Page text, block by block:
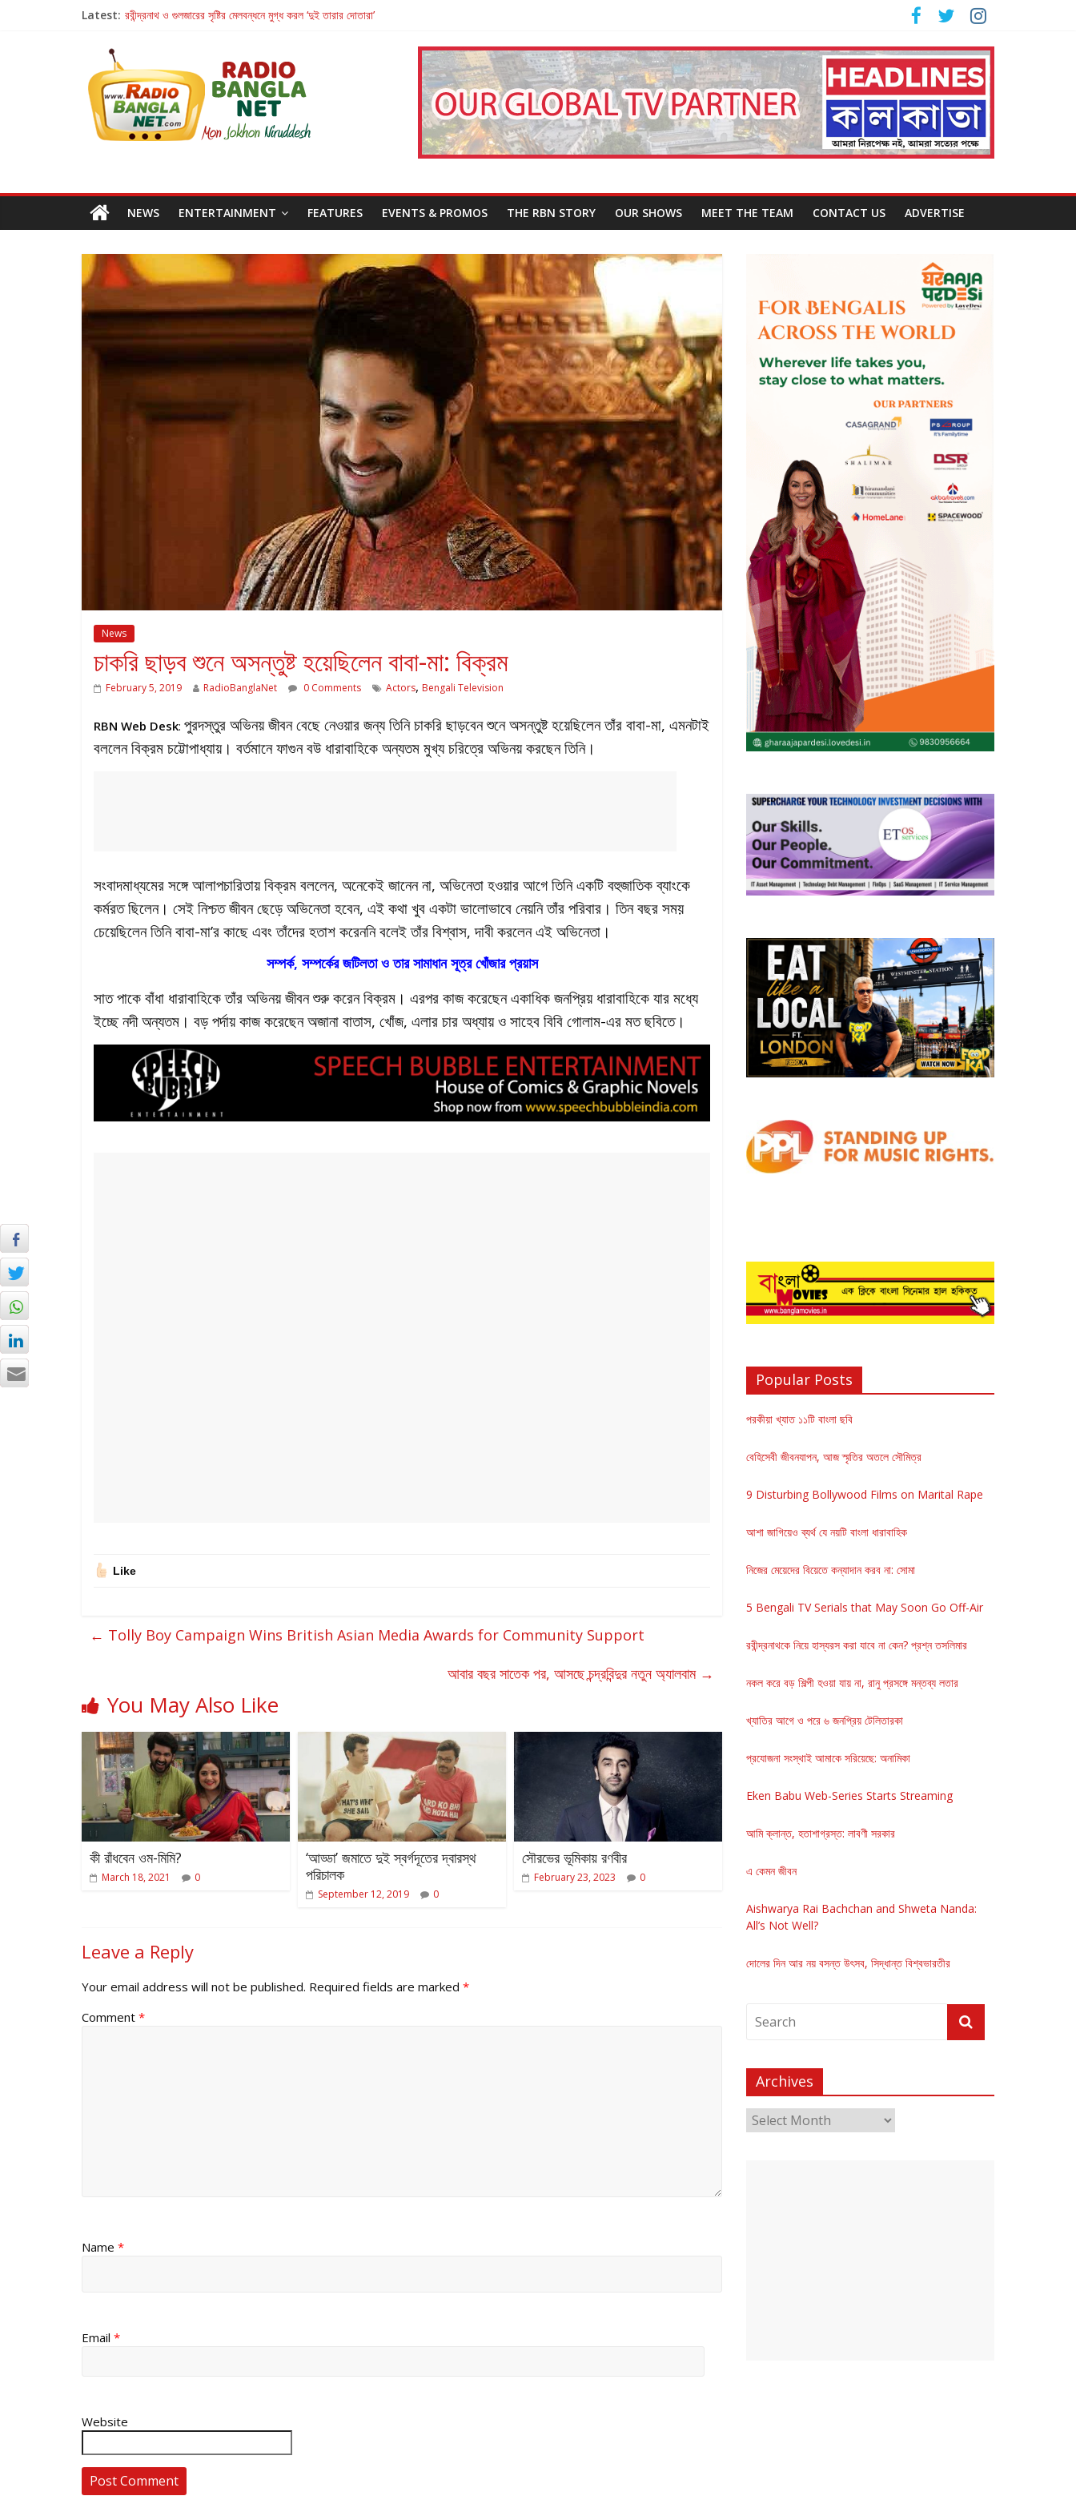
Latest: রবীন্দ্রনাথ ও গুলজারের সৃষ্টির মেলবন্ধনে মুগ্ধ করল ‘দুই তারার দোতারা’
Retribution: A Thought-Provoking Short Film That Challenges Our Understanding of Justice
হাওয়া বদলের টলিউডে ‘তুমি এলে তাই’
NEWS ENTERTAINMENT FEATURES EVENTS & PROMOS THE RBN STORY OUR SHOWS MEET THE TEAM CONTACT US ADVERTISE
News
চাকরি ছাড়ব শুনে অসন্তুষ্ট হয়েছিলেন বাবা-মা: বিক্রম
February 5, 2019 RadioBanglaNet 0 Comments Actors, Bengali Television
RBN Web Desk: পুরদস্তুর অভিনয় জীবন বেছে নেওয়ার জন্য তিনি চাকরি ছাড়বেন শুনে অসন্তুষ্ট হয়েছিলেন তাঁর বাবা-মা, এমনটাই
বললেন বিক্রম চট্টোপাধ্যায়। বর্তমানে ফাগুন বউ ধারাবাহিকে অন্যতম মুখ্য চরিত্রে অভিনয় করছেন তিনি।
সংবাদমাধ্যমের সঙ্গে আলাপচারিতায় বিক্রম বললেন, অনেকেই জানেন না, অভিনেতা হওয়ার আগে তিনি একটি বহুজাতিক ব্যাংকে
কর্মরত ছিলেন। সেই নিশ্চত জীবন ছেড়ে অভিনেতা হবেন, এই কথা খুব একটা ভালোভাবে নেয়নি তাঁর পরিবার। তিন বছর সময়
চেয়েছিলেন তিনি বাবা-মা’র কাছে এবং তাঁদের হতাশ করেননি বলেই তাঁর বিশ্বাস, দাবী করলেন এই অভিনেতা।
সম্পর্ক, সম্পর্কের জটিলতা ও তার সামাধান সূত্র খোঁজার প্রয়াস
সাত পাকে বাঁধা ধারাবাহিকে তাঁর অভিনয় জীবন শুরু করেন বিক্রম। এরপর কাজ করেছেন একাধিক জনপ্রিয় ধারাবাহিকে যার মধ্যে
ইচ্ছে নদী অন্যতম। বড় পর্দায় কাজ করেছেন অজানা বাতাস, খোঁজ, এলার চার অধ্যায় ও সাহেব বিবি গোলাম-এর মত ছবিতে।
Like
← Tolly Boy Campaign Wins British Asian Media Awards for Community Support
আবার বছর সাতেক পর, আসছে চন্দ্রবিন্দুর নতুন অ্যালবাম →
You May Also Like
কী রাঁধবেন ওম-মিমি?
March 18, 2021 0
‘আড্ডা’ জমাতে দুই স্বর্গদূতের দ্বারস্থ
পরিচালক
September 12, 2019 0
সৌরভের ভূমিকায় রণবীর
February 23, 2023 0
Leave a Reply
Your email address will not be published. Required fields are marked *
Comment *
Name *
Email *
Website
Popular Posts
পরকীয়া খ্যাত ১১টি বাংলা ছবি
বেহিসেবী জীবনযাপন, আজ স্মৃতির অতলে সৌমিত্র
9 Disturbing Bollywood Films on Marital Rape
আশা জাগিয়েও ব্যর্থ যে নয়টি বাংলা ধারাবাহিক
নিজের মেয়েদের বিয়েতে কন্যাদান করব না: সোমা
5 Bengali TV Serials that May Soon Go Off-Air
রবীন্দ্রনাথকে নিয়ে হাস্যরস করা যাবে না কেন? প্রশ্ন তসলিমার
নকল করে বড় শিল্পী হওয়া যায় না, রানু প্রসঙ্গে মন্তব্য লতার
খ্যাতির আগে ও পরে ৬ জনপ্রিয় টেলিতারকা
প্রযোজনা সংস্থাই আমাকে সরিয়েছে: অনামিকা
Eken Babu Web-Series Starts Streaming
আমি ক্লান্ত, হতাশাগ্রস্ত: লাবণী সরকার
এ কেমন জীবন
Aishwarya Rai Bachchan and Shweta Nanda:
All’s Not Well?
দোলের দিন আর নয় বসন্ত উৎসব, সিদ্ধান্ত বিশ্বভারতীর
Archives